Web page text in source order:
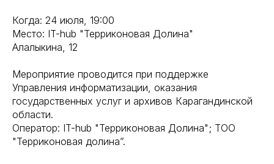
Когда: 24 июля, 19:00
Место: IT-hub "Терриконовая Долина"
Алалыкина, 12
Мероприятие проводится при поддержке
Управления информатизации, оказания
государственных услуг и архивов Карагандинской
области.
Оператор: IT-hub "Терриконовая Долина"; ТОО
"Терриконовая долина”.